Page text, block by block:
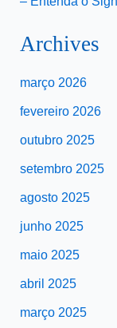
Archives
março 2026
fevereiro 2026
outubro 2025
setembro 2025
agosto 2025
junho 2025
maio 2025
abril 2025
março 2025